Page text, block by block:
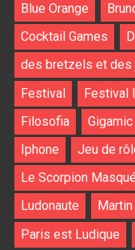
Blue Orange
Cocktail Games
des bretzels et des
Festival
Festival
Filosofia
Gigamic
Iphone
Jeu de
Le Scorpion Masqué
Ludonaute
Paris est Ludique